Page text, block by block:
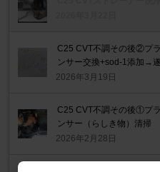
C25 CVT不調その後②プ
ンサー交換+sod-1添加→
2026年3月19日
C25 CVT不調その後①プ
ンサー（らしき物）清掃
2026年2月28日